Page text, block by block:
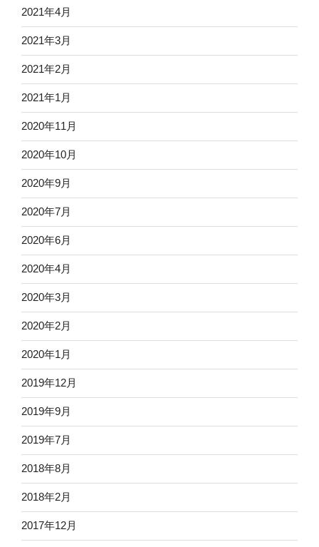
2021年4月
2021年3月
2021年2月
2021年1月
2020年11月
2020年10月
2020年9月
2020年7月
2020年6月
2020年4月
2020年3月
2020年2月
2020年1月
2019年12月
2019年9月
2019年7月
2018年8月
2018年2月
2017年12月